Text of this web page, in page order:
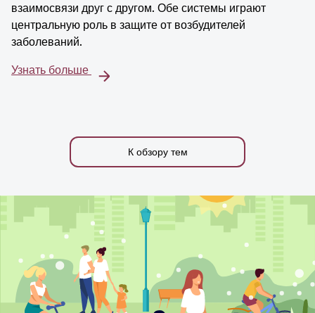
взаимосвязи друг с другом. Обе системы играют
центральную роль в защите от возбудителей
заболеваний.
Узнать больше
К обзору тем